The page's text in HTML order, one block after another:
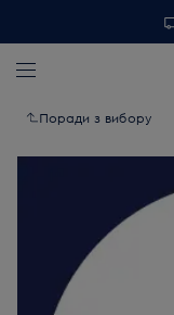
Поради з вибору